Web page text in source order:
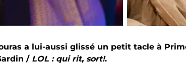
a lui-aussi glissé un petit tacle à
/ LOL : qui rit, sort!.